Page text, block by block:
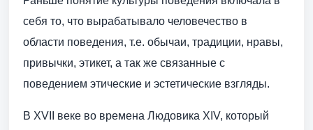
себя то, что вырабатывало человечество в
области поведения, т.е. обычаи, традиции, нравы,
привычки, этикет, а так же связанные с
поведением этические и эстетические взгляды.
В XVII веке во времена Людовика XIV, который